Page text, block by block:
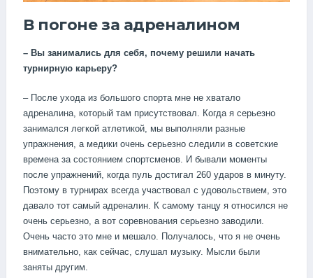
В погоне за адреналином
– Вы занимались для себя, почему решили начать
турнирную карьеру?
– После ухода из большого спорта мне не хватало
адреналина, который там присутствовал. Когда я серьезно
занимался легкой атлетикой, мы выполняли разные
упражнения, а медики очень серьезно следили в советские
времена за состоянием спортсменов. И бывали моменты
после упражнений, когда пуль достигал 260 ударов в минуту.
Поэтому в турнирах всегда участвовал с удовольствием, это
давало тот самый адреналин. К самому танцу я относился не
очень серьезно, а вот соревнования серьезно заводили.
Очень часто это мне и мешало. Получалось, что я не очень
внимательно, как сейчас, слушал музыку. Мысли были
заняты другим.